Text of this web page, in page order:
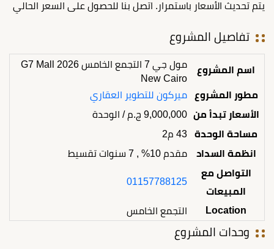
يتم تحديث الأسعار باستمرار. اتصل بنا للحصول على السعر الحالي
تفاصيل المشروع
اسم المشروع
مول جي 7 التجمع الخامس 2026 G7 Mall
New Cairo
مطور المشروع
ميركون للتطوير العقاري
الأسعار تبدأ من 9,000,000 ج.م / الوحدة
مساحة الوحدة
43 م2
انظمة السداد
مقدم 10% , 7 سنوات تقسيط
التواصل مع
المبيعات
01157788125
Location التجمع الخامس
وحدات المشروع